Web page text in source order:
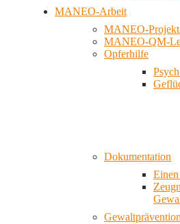
MANEO-Arbeit
MANEO-
MANEO-QM-
Opferhilfe
Dokumentation
Gewaltprävention